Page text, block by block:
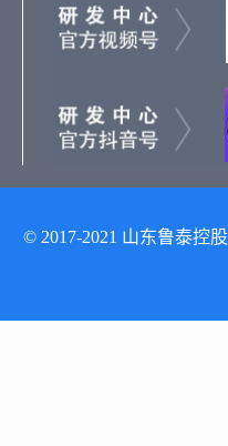
© 2017-2021 山东鲁泰控